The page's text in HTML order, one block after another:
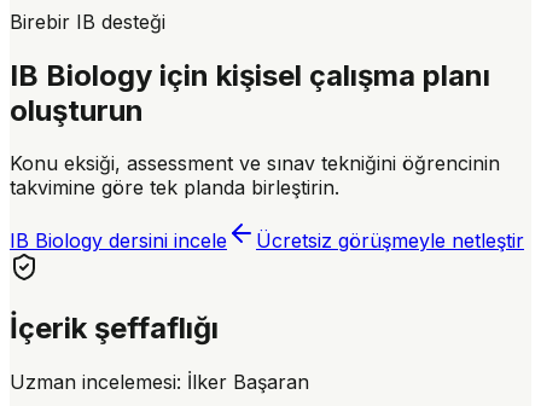
Birebir IB desteği
IB Biology için kişisel çalışma planı
oluşturun
Konu eksiği, assessment ve sınav tekniğini öğrencinin
takvimine göre tek planda birleştirin.
IB Biology dersini incele Ücretsiz görüşmeyle netleştir
İçerik şeffaflığı
Uzman incelemesi: İlker Başaran